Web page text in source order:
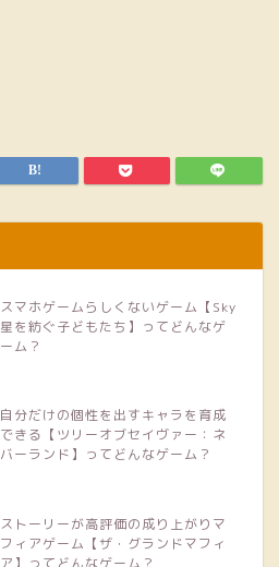
スマホゲームらしくないゲーム【Sky
星を紡ぐ子どもたち】ってどんなゲ
ーム？
自分だけの個性を出すキャラを育成
できる【ツリーオブセイヴァー：ネ
バーランド】ってどんなゲーム？
ストーリーが高評価の成り上がりマ
フィアゲーム【ザ・グランドマフィ
ア】ってどんなゲーム？